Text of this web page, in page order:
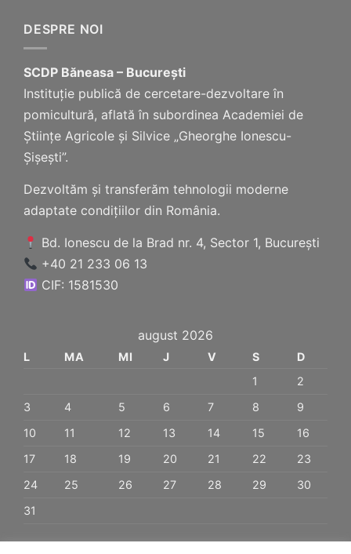
DESPRE NOI
SCDP Băneasa – București
Instituție publică de cercetare-dezvoltare în
pomicultură, aflată în subordinea Academiei de
Științe Agricole și Silvice „Gheorghe Ionescu-
Șișești”.
Dezvoltăm și transferăm tehnologii moderne
adaptate condițiilor din România.
Bd. Ionescu de la Brad nr. 4, Sector 1, București
+40 21 233 06 13
CIF: 1581530
august 2026
L MA MI J V S
D
1
2
3
4 5 6 7 8
9
10
11 12 13 14 15
16
17
18 19 20 21 22
23
24
25 26 27 28 29
30
31
« ian.